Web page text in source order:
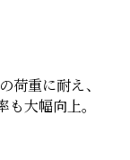
荷重に耐え、
大幅向上。